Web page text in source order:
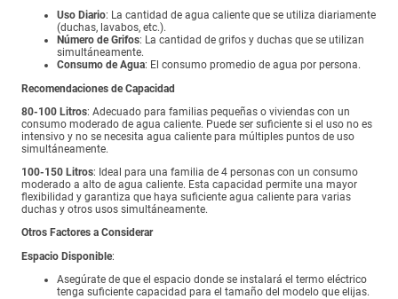
Uso Diario: La cantidad de agua caliente que se utiliza diariamente
(duchas, lavabos, etc.).
Número de Grifos: La cantidad de grifos y duchas que se utilizan
simultáneamente.
Consumo de Agua: El consumo promedio de agua por persona.
Recomendaciones de Capacidad
80-100 Litros: Adecuado para familias pequeñas o viviendas con un
consumo moderado de agua caliente. Puede ser suficiente si el uso no es
intensivo y no se necesita agua caliente para múltiples puntos de uso
simultáneamente.
100-150 Litros: Ideal para una familia de 4 personas con un consumo
moderado a alto de agua caliente. Esta capacidad permite una mayor
flexibilidad y garantiza que haya suficiente agua caliente para varias
duchas y otros usos simultáneamente.
Otros Factores a Considerar
Espacio Disponible:
Asegúrate de que el espacio donde se instalará el termo eléctrico
tenga suficiente capacidad para el tamaño del modelo que elijas.